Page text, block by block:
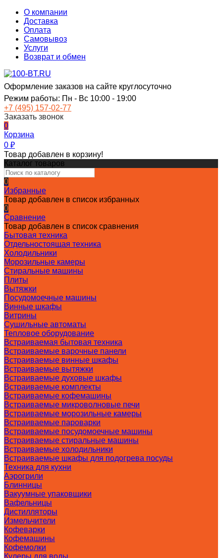
О компании
Доставка
Оплата
Самовывоз
Услуги
Возврат и обмен
Оформление заказов на сайте круглосуточно
Режим работы: Пн - Вс 10:00 - 19:00
+7 (495) 157-02-77
Заказать звонок
0
Корзина
0 ₽
Товар добавлен в корзину!
Каталог товаров
0
Избранные
Товар добавлен в список избранных
0
Сравнение
Товар добавлен в список сравнения
Бытовая техника
Отдельностоящая техника
Холодильники
Морозильные камеры
Стиральные машины
Плиты
Вытяжки
Посудомоечные машины
Винные шкафы
Витрины
Сушильные автоматы
Тепловое оборудование
Встраиваемая бытовая техника
Встраиваемые варочные панели
Встраиваемые винные шкафы
Встраиваемые вытяжки
Встраиваемые духовые шкафы
Встраиваемые комплекты
Встраиваемые кофемашины
Встраиваемые микроволновые печи
Встраиваемые морозильные камеры
Встраиваемые пароварки
Встраиваемые посудомоечные машины
Встраиваемые стиральные машины
Встраиваемые холодильники
Встраиваемые шкафы для подогрева посуды
Техника для кухни
Аэрогрили
Блинницы
Вакуумные упаковщики
Вафельницы
Дистилляторы
Измельчители
Кофеварки
Кофемашины
Кофемолки
Кулеры для воды